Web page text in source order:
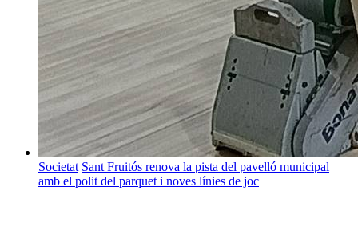
Societat Sant Fruitós renova la pista del pavelló municipal
amb el polit del parquet i noves línies de joc